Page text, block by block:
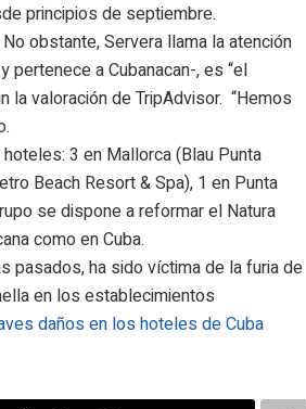
principios de septiembre.
obstante, Servera llama la atención
pertenece a Cubanacan-, es “el
la valoración de TripAdvisor. “Hemos
3 en Mallorca (Blau Punta
Beach Resort & Spa), 1 en Punta
se dispone a reformar el Natura
como en Cuba.
pasados, ha sido víctima de la furia de
en los establecimientos
daños en los hoteles de Cuba